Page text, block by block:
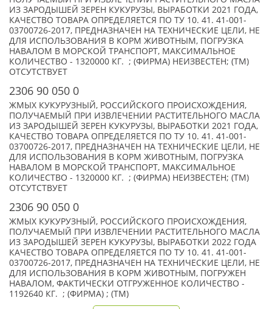
ИЗ ЗАРОДЫШЕЙ ЗЕРЕН КУКУРУЗЫ, ВЫРАБОТКИ 2021 ГОДА,
КАЧЕСТВО ТОВАРА ОПРЕДЕЛЯЕТСЯ ПО ТУ 10. 41. 41-001-
03700726-2017, ПРЕДНАЗНАЧЕН НА ТЕХНИЧЕСКИЕ ЦЕЛИ, НЕ
ДЛЯ ИСПОЛЬЗОВАНИЯ В КОРМ ЖИВОТНЫМ, ПОГРУЗКА
НАВАЛОМ В МОРСКОЙ ТРАНСПОРТ, МАКСИМАЛЬНОЕ
КОЛИЧЕСТВО - 1320000 КГ. ; (ФИРМА) НЕИЗВЕСТЕН; (TM)
ОТСУТСТВУЕТ
2306 90 050 0
ЖМЫХ КУКУРУЗНЫЙ, РОССИЙСКОГО ПРОИСХОЖДЕНИЯ,
ПОЛУЧАЕМЫЙ ПРИ ИЗВЛЕЧЕНИИ РАСТИТЕЛЬНОГО МАСЛА
ИЗ ЗАРОДЫШЕЙ ЗЕРЕН КУКУРУЗЫ, ВЫРАБОТКИ 2021 ГОДА,
КАЧЕСТВО ТОВАРА ОПРЕДЕЛЯЕТСЯ ПО ТУ 10. 41. 41-001-
03700726-2017, ПРЕДНАЗНАЧЕН НА ТЕХНИЧЕСКИЕ ЦЕЛИ, НЕ
ДЛЯ ИСПОЛЬЗОВАНИЯ В КОРМ ЖИВОТНЫМ, ПОГРУЗКА
НАВАЛОМ В МОРСКОЙ ТРАНСПОРТ, МАКСИМАЛЬНОЕ
КОЛИЧЕСТВО - 1320000 КГ. ; (ФИРМА) НЕИЗВЕСТЕН; (TM)
ОТСУТСТВУЕТ
2306 90 050 0
ЖМЫХ КУКУРУЗНЫЙ, РОССИЙСКОГО ПРОИСХОЖДЕНИЯ,
ПОЛУЧАЕМЫЙ ПРИ ИЗВЛЕЧЕНИИ РАСТИТЕЛЬНОГО МАСЛА
ИЗ ЗАРОДЫШЕЙ ЗЕРЕН КУКУРУЗЫ, ВЫРАБОТКИ 2022 ГОДА
КАЧЕСТВО ТОВАРА ОПРЕДЕЛЯЕТСЯ ПО ТУ 10. 41. 41-001-
03700726-2017, ПРЕДНАЗНАЧЕН НА ТЕХНИЧЕСКИЕ ЦЕЛИ, НЕ
ДЛЯ ИСПОЛЬЗОВАНИЯ В КОРМ ЖИВОТНЫМ, ПОГРУЖЕН
НАВАЛОМ, ФАКТИЧЕСКИ ОТГРУЖЕННОЕ КОЛИЧЕСТВО -
1192640 КГ. ; (ФИРМА) ; (TM)